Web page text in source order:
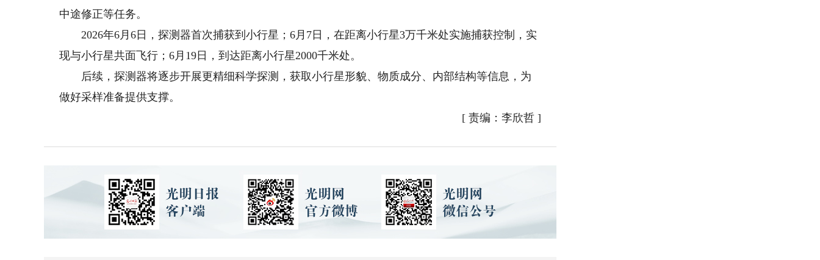
中途修正等任务。
2026年6月6日，探测器首次捕获到小行星；6月7日，在距离小行星3万千米处实施捕获控制，实
现与小行星共面飞行；6月19日，到达距离小行星2000千米处。
后续，探测器将逐步开展更精细科学探测，获取小行星形貌、物质成分、内部结构等信息，为
做好采样准备提供支撑。
[ 责编：李欣哲 ]